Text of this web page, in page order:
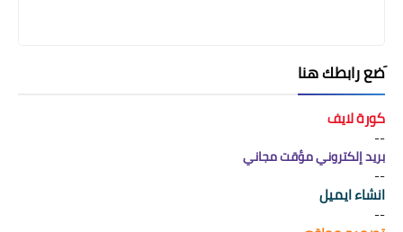
َضع رابطك هنا
كورة لايف
--
بريد إلكتروني مؤقت مجاني
--
انشاء ايميل
--